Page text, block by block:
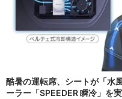
酷暑の運転席、シートが「水
ーラー「SPEEDER 瞬冷」を